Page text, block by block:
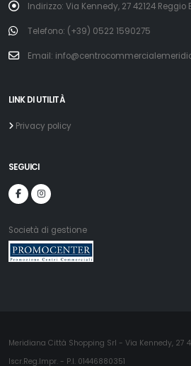
Indirizzo: Via Kennedy, 27 42124 Reggio
Telefono: (+39) 0522 1590275
Email:
LINK DI UTILITÀ
Privacy policy
SEGUICI
Società di gestione
Meridiana Città Shopping Srl - Via Kennedy, 27
Iscr.Reg.Impr. - P.I. 01446880351